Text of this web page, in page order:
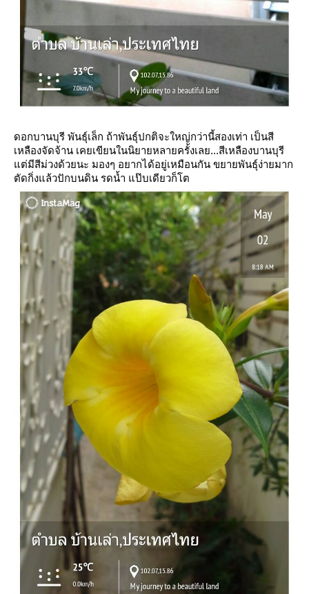
ดอกบานบุรี พันธุ์เล็ก ถ้าพันธุ์ปกติจะใหญ่กว่านี้สองเท่า เป็นสี
เหลืองจัดจ้าน เคยเขียนในนิยายหลายครั้งเลย...สีเหลืองบานบุรี
ต่มีสีม่วงด้วยนะ มองๆ อยากได้อยู่เหมือนกัน ขยายพันธุ์ง่ายมาก
ตัดกิ่งแล้วปักบนดิน รดน้ำ แป๊บเดียวก็โต